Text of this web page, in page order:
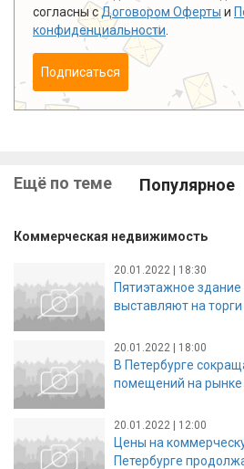
согласны сДоговором Оферты и
конфиденциальности
Подписаться
Ещё по теме Популярное
Коммерческая недвижимость
20.01.2022 | 18:30
Пятиэтажное здание
выставляют на
20.01.2022 | 18:00
В Петербурге
помещений на рынке
20.01.2022 | 12:00
Цены на
Петербурге